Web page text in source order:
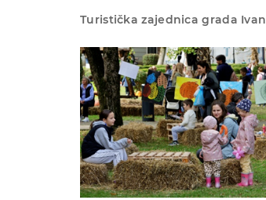
Turistička zajednica grada